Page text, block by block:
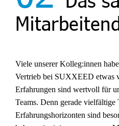
Viele unserer Kolleg:innen
Vertrieb bei SUXXEED etwas
Erfahrungen sind wertvoll für
Teams. Denn gerade vielfältige
Erfahrungshorizonten sind